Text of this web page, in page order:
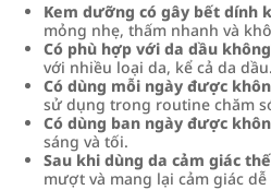
Kem dưỡng có gây bết dính
mỏng nhẹ, thấm nhanh và
Có phù hợp với da dầu
với nhiều loại da, kể cả da dầu.
Có dùng mỗi ngày được
sử dụng trong routine chăm
Có dùng ban ngày được
sáng và tối.
Sau khi dùng da cảm giác
mượt và mang lại cảm giác